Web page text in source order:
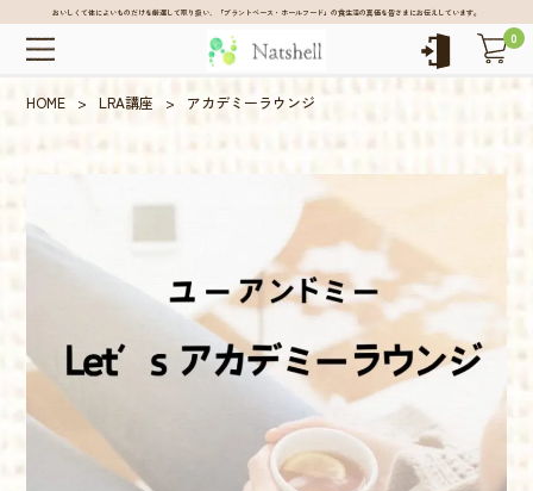
おいしくて体によいものだけを厳選して取り扱い、「プラントベース・ホールフード」の食生活の真価を皆さまにお伝えしています。
0
HOME > LRA講座 > アカデミーラウンジ